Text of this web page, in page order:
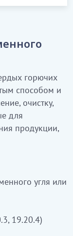
және
және т.б.)
өндірудегі
горючих
способом и
очистку,
для
продукции,
угля или
19.20.4)